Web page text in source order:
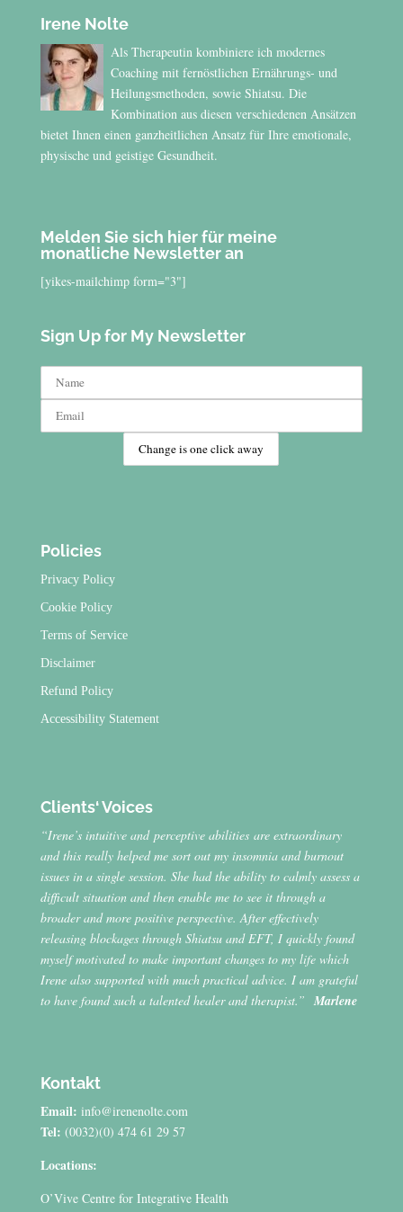
Irene Nolte
Als Therapeutin kombiniere ich modernes
Coaching mit fernöstlichen Ernährungs- und
Heilungsmethoden, sowie Shiatsu. Die
Kombination aus diesen verschiedenen Ansätzen
bietet Ihnen einen ganzheitlichen Ansatz für Ihre emotionale,
physische und geistige Gesundheit.
Melden Sie sich hier für meine
monatliche Newsletter an
[yikes-mailchimp form="3"]
Sign Up for My Newsletter
Policies
Privacy Policy
Cookie Policy
Terms of Service
Disclaimer
Refund Policy
Accessibility Statement
Clients‘ Voices
“Irene’s intuitive and perceptive abilities are extraordinary
and this really helped me sort out my insomnia and burnout
issues in a single session. She had the ability to calmly assess a
difficult situation and then enable me to see it through a
broader and more positive perspective. After effectively
releasing blockages through Shiatsu and EFT, I quickly found
myself motivated to make important changes to my life which
Irene also supported with much practical advice. I am grateful
to have found such a talented healer and therapist.” Marlene
Kontakt
Email: info@irenenolte.com
Tel: (0032)(0) 474 61 29 57
Locations:
O’Vive Centre for Integrative Health